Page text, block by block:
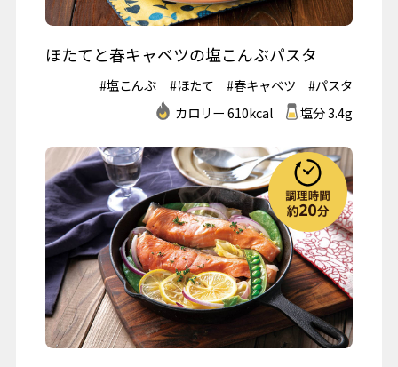
ほたてと春キャベツの塩こんぶパスタ
#塩こんぶ #ほたて #春キャベツ
#パスタ
カロリー 610kcal
塩分 3.4g